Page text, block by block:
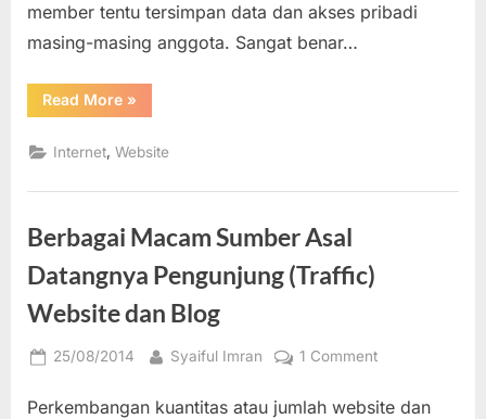
Website
member tentu tersimpan data dan akses pribadi
masing-masing anggota. Sangat benar…
Read More“Sistem
/
Pengamanan
Akun
mail,
dan
Website
Lainnya)”
»
Internet,Website
Berbagai Macam Sumber Asal
Datangnya Pengunjung (Traffic)
Website dan Blog
Posted
25/08/2014 By
Syaiful Imran 1 Commenton
Macam
Perkembangan kuantitas atau jumlah website dan